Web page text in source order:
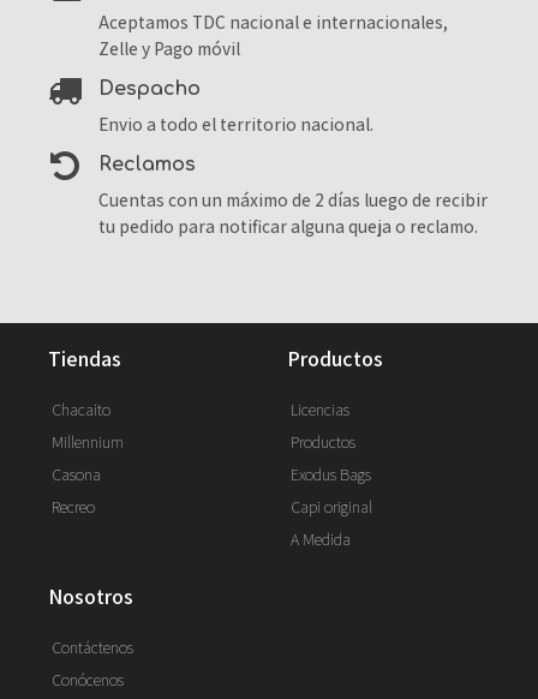
Aceptamos TDC nacional e internacionales,
Zelle y Pago móvil
despacho
Envio a todo el territorio nacional.
reclamos
Cuentas con un máximo de 2 días luego de recibir
tu pedido para notificar alguna queja o reclamo.
tiendas
Chacaito
Millennium
Casona
Recreo
productos
Licencias
Productos
Exodus Bags
Capi original
A Medida
nosotros
Contáctenos
Conócenos